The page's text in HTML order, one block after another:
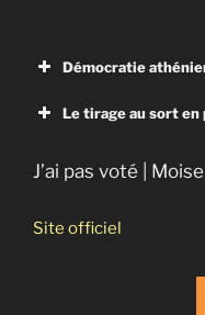
Démocratie
Le tirage au sort
J’ai pas voté |
Site officiel